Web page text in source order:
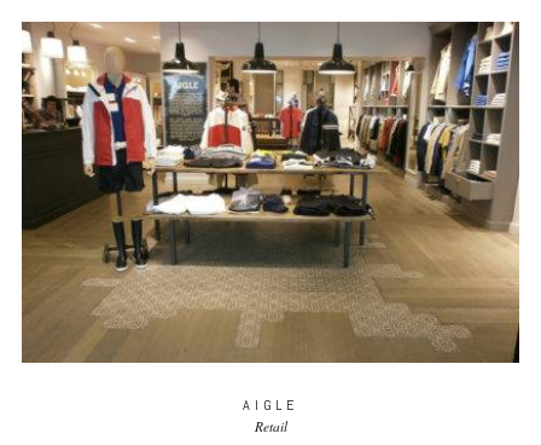
AIGLE
Retail